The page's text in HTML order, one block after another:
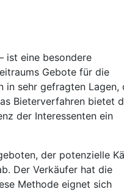
ist eine besondere
Gebote für die
in sehr gefragten Lagen,
Bieterverfahren bietet
der Interessenten ein
der potenzielle
Der Verkäufer hat die
Methode eignet sich